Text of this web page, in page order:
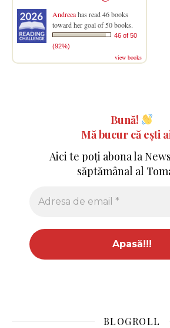
Andreeahas read 46 books
toward her goal of 50 books.
46 of 50
(92%)
view books
Bună!
Mă bucur că ești
Aici te poți abona la
săptămânal al
BLOGROLL